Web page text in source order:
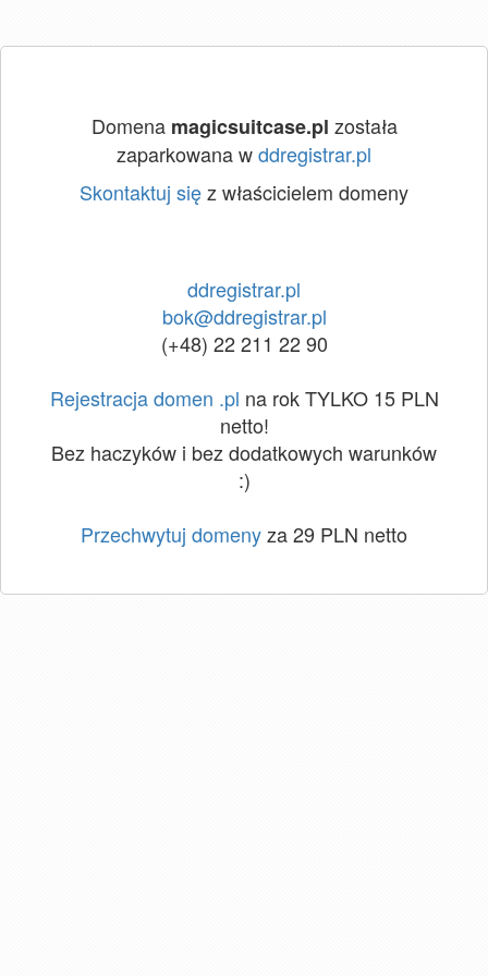
Domena magicsuitcase.pl została
zaparkowana wddregistrar.pl
Skontaktuj sięz właścicielem domeny
ddregistrar.pl
bok@ddregistrar.pl
(+48) 22 211 22 90
Rejestracja domen .pl na rok TYLKO 15 PLN
netto!
Bez haczyków i bez dodatkowych warunków
:)
Przechwytuj domenyza 29 PLN netto